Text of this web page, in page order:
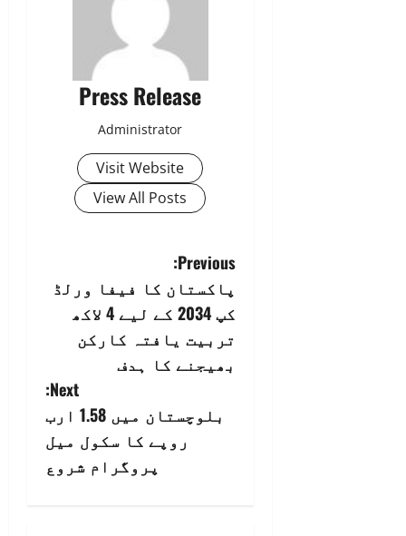
Press Release
Administrator
Visit Website
View All Posts
P
o
s
t
Previous:
پاکستان کا فیفا ورلڈ
کپ 2034 کے لیے 4 لاکھ
تربیت یافتہ کارکن
بھیجنے کا ہدف
Next:
بلوچستان میں 1.58 ارب
روپے کا سکول میل
پروگرام شروع